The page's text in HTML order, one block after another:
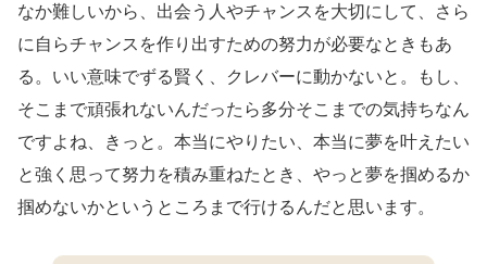
なか難しいから、出会う人やチャンスを大切にして、さら
に自らチャンスを作り出すための努力が必要なときもあ
る。いい意味でずる賢く、クレバーに動かないと。もし、
そこまで頑張れないんだったら多分そこまでの気持ちなん
ですよね、きっと。本当にやりたい、本当に夢を叶えたい
と強く思って努力を積み重ねたとき、やっと夢を掴めるか
掴めないかというところまで行けるんだと思います。